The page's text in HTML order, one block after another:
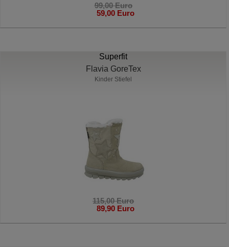
99,00 Euro
59,00 Euro
Superfit
Flavia GoreTex
Kinder Stiefel
115,00 Euro
89,90 Euro